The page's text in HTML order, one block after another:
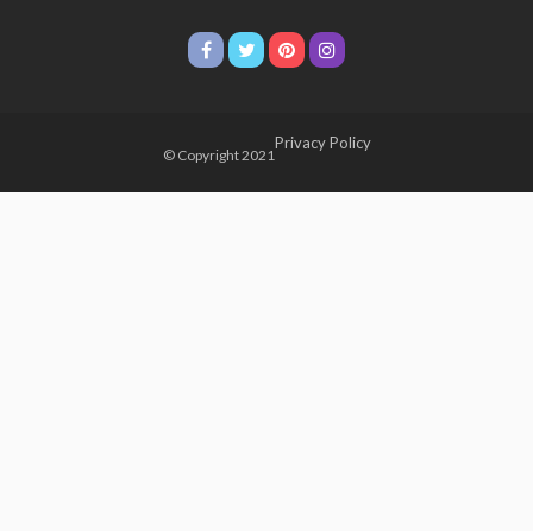
© Copyright 2021
Privacy Policy